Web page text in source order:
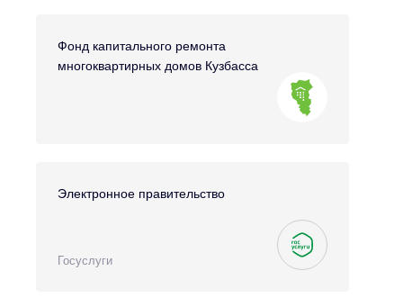
Фонд капитального ремонта
многоквартирных домов Кузбасса
Электронное правительство
Госуслуги